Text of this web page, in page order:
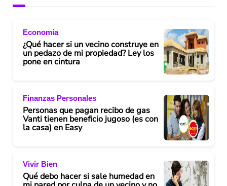
Economía
¿Qué hacer si un vecino construye en
un pedazo de mi propiedad? Ley los
pone en cintura
Finanzas Personales
Personas que pagan recibo de gas
Vanti tienen beneficio jugoso (es con
la casa) en Easy
Vivir Bien
Qué debo hacer si sale humedad en